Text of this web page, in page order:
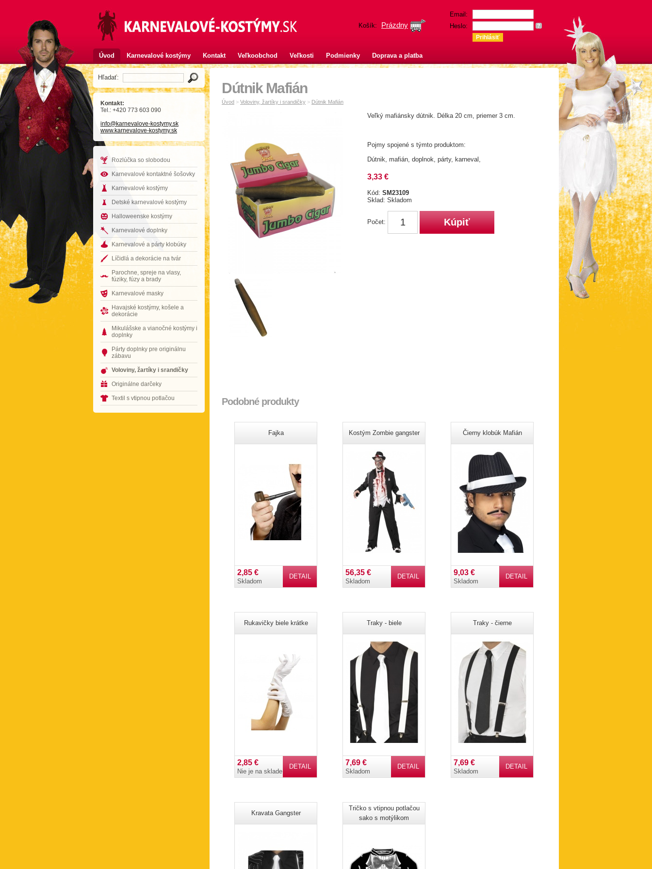
Email:
Heslo:
?
Košík: Prázdny
Úvod Karnevalové kostýmy Kontakt Veľkoobchod Veľkosti Podmienky Doprava a platba
Hľadať:
Kontakt:
Tel.: +420 773 603 090
info@karnevalove-kostymy.sk
www.karnevalove-kostymy.sk
Rozlúčka so slobodou
Karnevalové kontaktné šošovky
Karnevalové kostýmy
Detské karnevalové kostýmy
Halloweenske kostýmy
Karnevalové doplnky
Karnevalové a párty klobúky
Líčidlá a dekorácie na tvár
Parochne, spreje na vlasy,
fúziky, fúzy a brady
Karnevalové masky
Havajské kostýmy, košele a
dekorácie
Mikulášske a vianočné kostýmy i
doplnky
Párty doplnky pre originálnu
zábavu
Voloviny, žartíky i srandičky
Originálne darčeky
Textil s vtipnou potlačou
Dútnik Mafián
Úvod > Voloviny, žartíky i srandičky > Dútnik Mafián
Veľký mafiánsky dútnik. Délka 20 cm, priemer 3 cm.
Pojmy spojené s týmto produktom:
Dútnik, mafián, doplnok, párty, karneval,
3,33 €
Kód: SM23109
Sklad: Skladom
Počet:
Podobné produkty
Fajka
DETAIL
2,85 €
Skladom
Kostým Zombie gangster
DETAIL
56,35 €
Skladom
Čierny klobúk Mafián
DETAIL
9,03 €
Skladom
Rukavičky biele krátke
DETAIL
2,85 €
Nie je na sklade
Traky - biele
DETAIL
7,69 €
Skladom
Traky - čierne
DETAIL
7,69 €
Skladom
Kravata Gangster
Tričko s vtipnou potlačou
sako s motýlikom